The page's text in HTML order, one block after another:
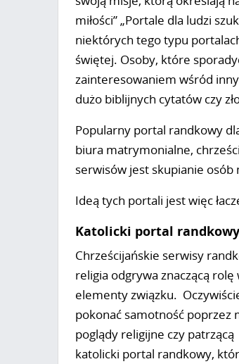
miłości” „Portale dla ludzi
niektórych tego typu
świętej. Osoby, które
zainteresowaniem wśród
dużo biblijnych cytatów czy
Popularny portal randkowy
biura matrymonialne,
serwisów jest skupianie
Ideą tych portali jest więc
Katolicki portal randkowy
Chrześcijańskie serwisy
religia odgrywa znaczącą rolę
elementy związku.
pokonać samotność poprzez
poglądy religijne czy
katolicki portal randkowy,